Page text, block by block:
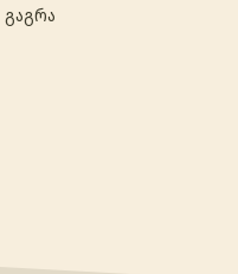
გაგრა